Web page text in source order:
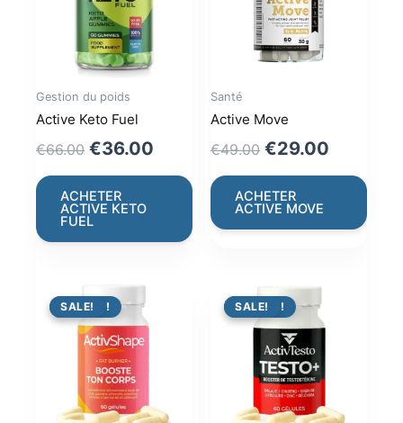
Gestion du poids
Active Keto Fuel
€66.00 Original
price
was:
€66.00.
€36.00 Current
price
€36.00.
ACHETER
ACTIVE KETO
FUEL
Santé
Active Move
€49.00 Original
price
was:
€49.00.
€29.00
price
€29.00.
ACHETER
ACTIVE MOVE
PROMO !
SALE! PROMO !
SALE!